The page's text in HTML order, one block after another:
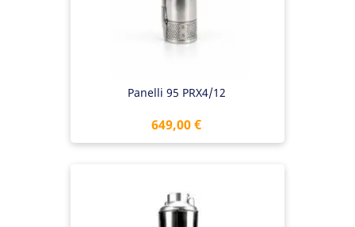
Panelli 95 PRX4/12
Preis
649,00 €